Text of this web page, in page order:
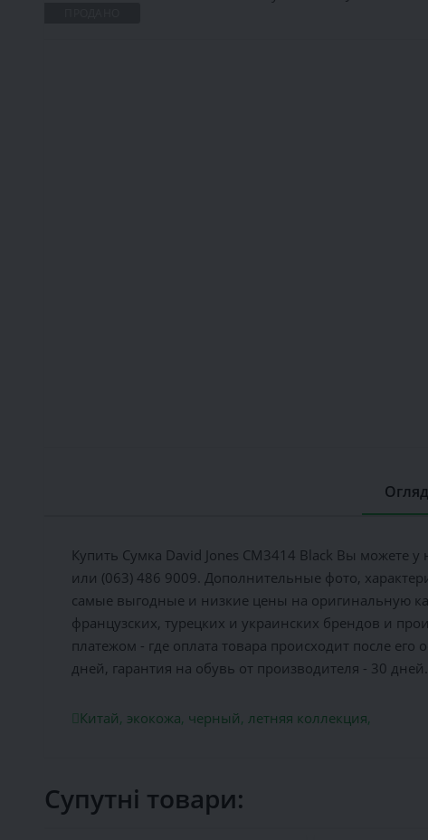
Купить Сумка David Jones CM3414 Black Вы можете
или (063) 486 9009. Дополнительные фото,
самые выгодные и низкие цены на оригинальную
французских, турецких и украинских брендов и
платежом - где оплата товара происходит после
дней, гарантия на обувь от производителя - 30 дней.
Китай, экокожа, черный, летняя коллекция,
Супутні товари: